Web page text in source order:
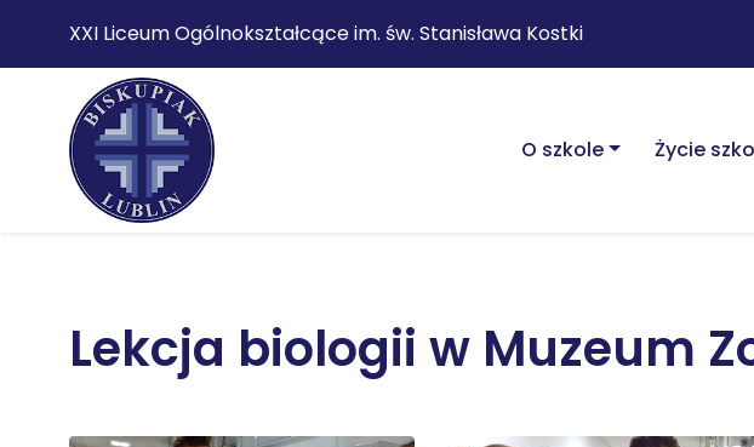
XXI Liceum Ogólnokształcące im. św. Stanisława Kostki
O szkole Życie
Lekcja biologii w Muzeum